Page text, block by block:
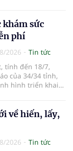
đời.
khám sức
phí
2026
Tin tức
tính đến 18/7,
của 34/34 tỉnh,
hình triển khai
người, chiếm gần
đã được khám
năm nay.
về hiến, lấy,
2026
Tin tức